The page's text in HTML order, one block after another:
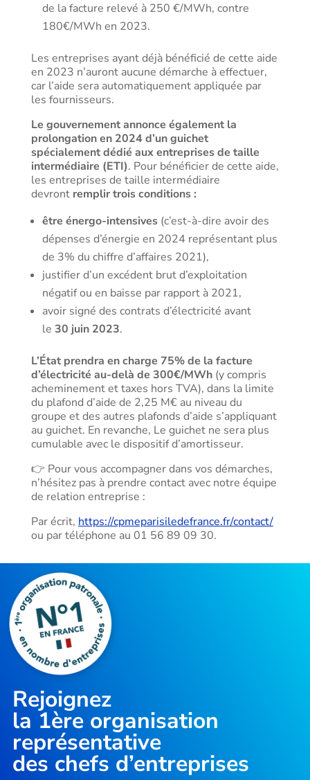
de la facture relevé à 250 €/MWh, contre
180€/MWh en 2023.
Les entreprises ayant déjà bénéficié de cette aide
en 2023 n’auront aucune démarche à effectuer,
car l’aide sera automatiquement appliquée par
les fournisseurs.
Le gouvernement annonce également la
prolongation en 2024 d’un guichet
spécialement dédié aux entreprises de taille
intermédiaire (ETI). Pour bénéficier de cette aide,
les entreprises de taille intermédiaire
devront remplir trois conditions :
être énergo-intensives(c’est-à-dire avoir des
dépenses d’énergie en 2024 représentant plus
de 3% du chiffre d’affaires 2021),
justifier d’un excédent brut d’exploitation
négatif ou en baisse par rapport à 2021,
avoir signé des contrats d’électricité avant
le 30 juin 2023.
L’État prendra en charge 75% de la facture
d’électricité au-delà de 300€/MWh(y compris
acheminement et taxes hors TVA), dans la limite
du plafond d’aide de 2,25 M€ au niveau du
groupe et des autres plafonds d’aide s’appliquant
au guichet. En revanche, Le guichet ne sera plus
cumulable avec le dispositif d’amortisseur.
👉 Pour vous accompagner dans vos démarches,
n’hésitez pas à prendre contact avec notre équipe
de relation entreprise :
Par écrit, https://cpmeparisiledefrance.fr/contact/
ou par téléphone au 01 56 89 09 30.
Rejoignez
la 1ère organisation
représentative
des chefs d’entreprises